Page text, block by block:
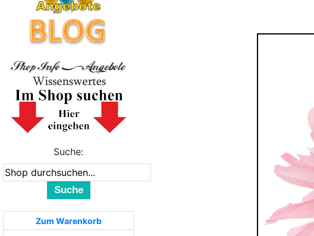
Suche:
Suche
Zum Warenkorb